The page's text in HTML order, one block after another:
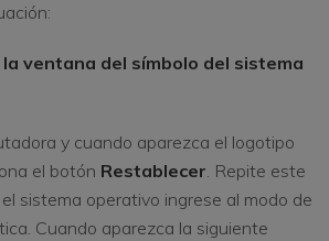
la ventana del símbolo del sistema
y cuando aparezca el logotipo
el botón Restablecer. Repite este
sistema operativo ingrese al modo de
Cuando aparezca la siguiente